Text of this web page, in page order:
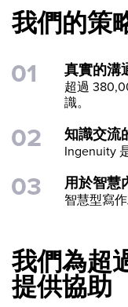
我們的策
真實的溝
超過
識。
知識交流
Ingenuity
用於智慧
智慧型寫
我們為超
提供協助